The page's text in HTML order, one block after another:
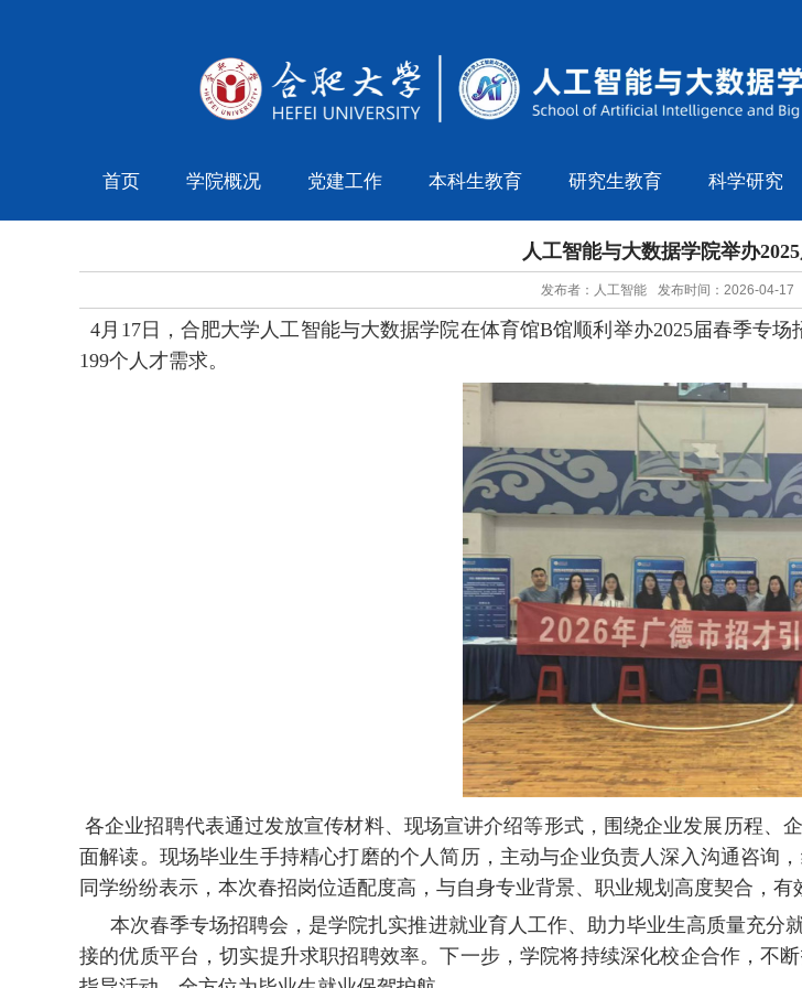
首页 学院概况 党建工作 本科生教育 研究生教育 科学研究
人工智能与大数据学院举办
发布者：人工智能 发布时间：2026-04-17
4月 17日，合肥大学 人工智能与大数据学院在体育馆B馆顺利举办2025届春季专场
199个人才需求。
各企业招聘代表通过发放宣传材料、现场宣讲介绍等形式，围绕企业发展历程、
面解读。现场毕业生手持精心打磨的个人简历，主动与企业负责人深入沟通咨询
同学纷纷表示，本次春招岗位适配度高，与自身专业背景、职业规划高度契合，
本次春季专场招聘会，是学院扎实推进就业育人工作、助力毕业生高质量充
接的优质平台，切实提升求职招聘效率。下一步，学院将持续深化校企合作，不